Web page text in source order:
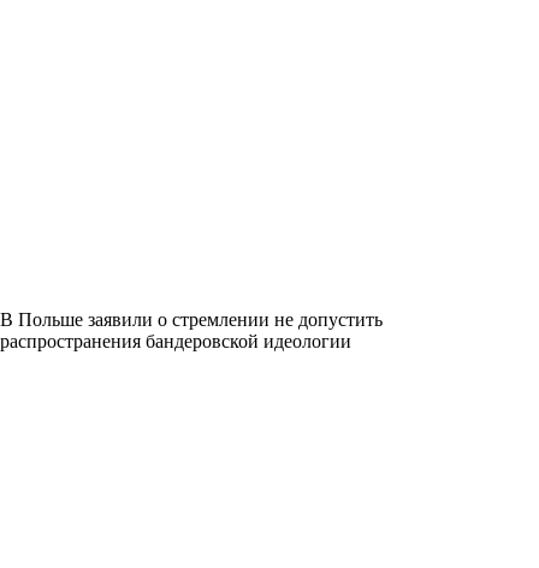
В Польше заявили о стремлении не допустить
распространения бандеровской идеологии